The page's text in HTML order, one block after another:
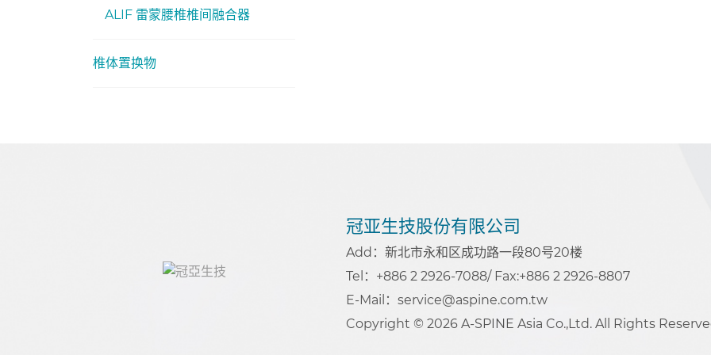
ALIF 雷蒙腰椎椎间融合器
椎体置换物
冠亚生技股份有限公司
Add：新北市永和区成功路一段80号20楼
Tel：+886 2 2926-7088/ Fax:+886 2 2926-8807
E-Mail：service@aspine.com.tw
Copyright © 2026 A-SPINE Asia Co.,Ltd. All Rights